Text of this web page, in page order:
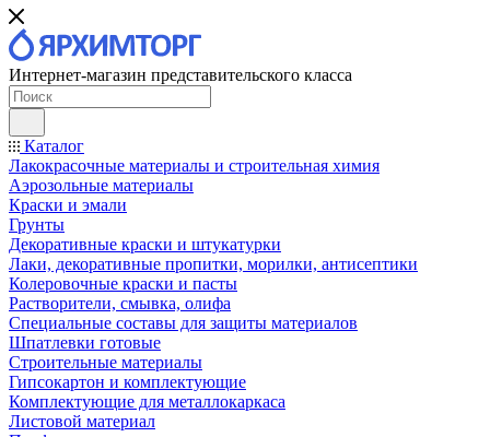
Интернет-магазин представительского класса
Каталог
Лакокрасочные материалы и строительная химия
Аэрозольные материалы
Краски и эмали
Грунты
Декоративные краски и штукатурки
Лаки, декоративные пропитки, морилки, антисептики
Колеровочные краски и пасты
Растворители, смывка, олифа
Специальные составы для защиты материалов
Шпатлевки готовые
Строительные материалы
Гипсокартон и комплектующие
Комплектующие для металлокаркаса
Листовой материал